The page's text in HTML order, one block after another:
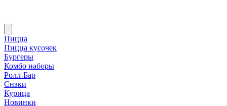
Пицца
Пицца кусочек
Бургеры
Комбо наборы
Ролл-Бар
Снэки
Курица
Новинки